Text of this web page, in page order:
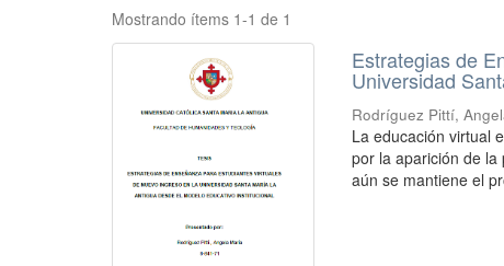
Mostrando ítems 1-1 de 1
Estrategias de
Universidad
Rodríguez Pittí,
La educación virtual
por la aparición de la
aún se mantiene el